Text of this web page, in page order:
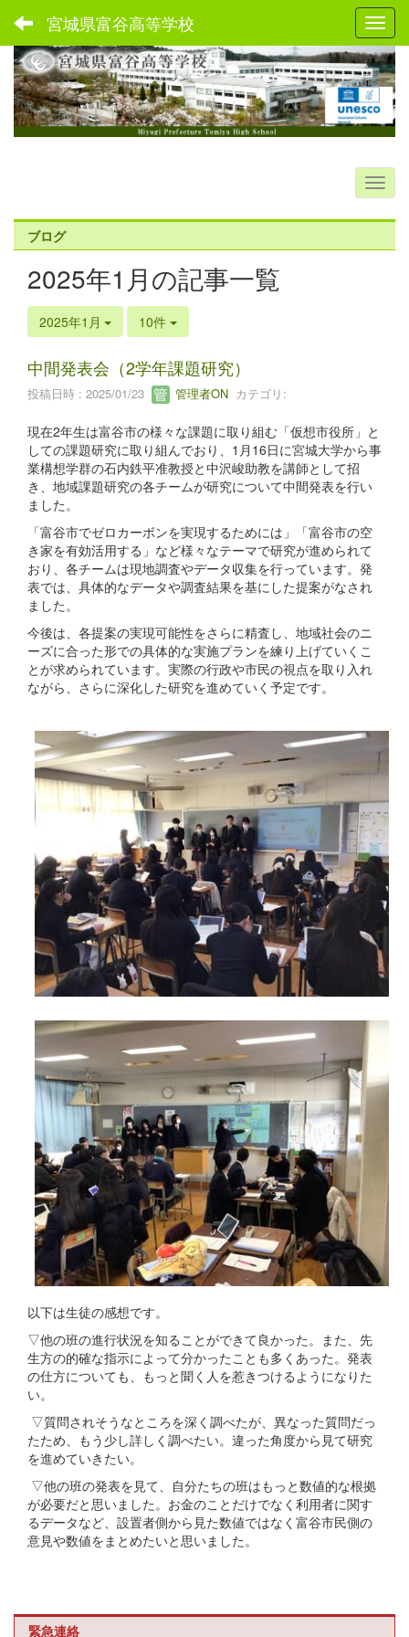
宮城県富谷高等学校
ブログ
2025年1月の記事一覧
2025年1月 10件
中間発表会（2学年課題研究）
投稿日時 : 2025/01/23 管理者ON カテゴリ:
現在2年生は富谷市の様々な課題に取り組む「仮想市役所」と
しての課題研究に取り組んでおり、1月16日に宮城大学から事
業構想学群の石内鉄平准教授と中沢峻助教を講師として招
き、地域課題研究の各チームが研究について中間発表を行い
ました。
「富谷市でゼロカーボンを実現するためには」「富谷市の空
き家を有効活用する」など様々なテーマで研究が進められて
おり、各チームは現地調査やデータ収集を行っています。発
表では、具体的なデータや調査結果を基にした提案がなされ
ました。
今後は、各提案の実現可能性をさらに精査し、地域社会のニ
ーズに合った形での具体的な実施プランを練り上げていくこ
とが求められています。実際の行政や市民の視点を取り入れ
ながら、さらに深化した研究を進めていく予定です。
以下は生徒の感想です。
▽他の班の進行状況を知ることができて良かった。また、先
生方の的確な指示によって分かったことも多くあった。発表
の仕方についても、もっと聞く人を惹きつけるようになりた
い。
▽質問されそうなところを深く調べたが、異なった質問だっ
たため、もう少し詳しく調べたい。違った角度から見て研究
を進めていきたい。
▽他の班の発表を見て、自分たちの班はもっと数値的な根拠
が必要だと思いました。お金のことだけでなく利用者に関す
るデータなど、設置者側から見た数値ではなく富谷市民側の
意見や数値をまとめたいと思いました。
緊急連絡